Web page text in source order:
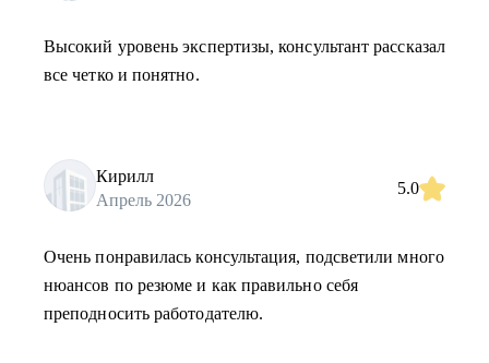
Высокий уровень экспертизы, консультант рассказал
все четко и понятно.
Кирилл
Апрель 2026
5.0
Очень понравилась консультация, подсветили много
нюансов по резюме и как правильно себя
преподносить работодателю.